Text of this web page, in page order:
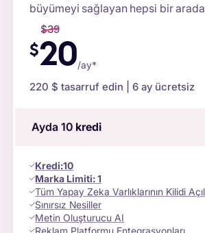
büyümeyi sağlayan hepsi bir
$39
$20/ay*
220 $ tasarruf edin | 6 ay ücretsiz
Ayda 10 kredi
Kredi:10
Marka Limiti:1
Tüm Yapay Zeka Varlıklarının Kilidi
Sınırsız Nesiller
Metin Oluşturucu AI
Reklam Platformu Entegrasyonları